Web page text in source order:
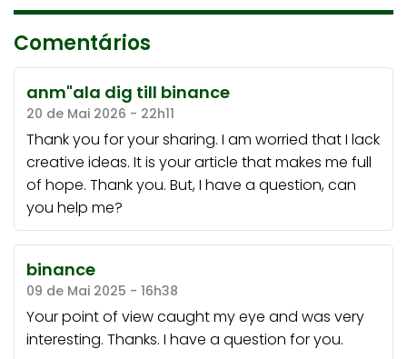
Comentários
anm"ala dig till binance
20 de Mai 2026 - 22h11
Thank you for your sharing. I am worried that I lack
creative ideas. It is your article that makes me full
of hope. Thank you. But, I have a question, can
you help me?
binance
09 de Mai 2025 - 16h38
Your point of view caught my eye and was very
interesting. Thanks. I have a question for you.